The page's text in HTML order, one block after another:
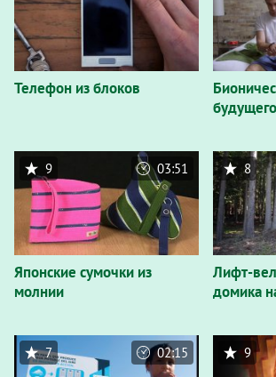
Телефон из блоков
будущего
Японские сумочки из
молнии
9 03:51
Лифт-
домика
8
7 02:15 9